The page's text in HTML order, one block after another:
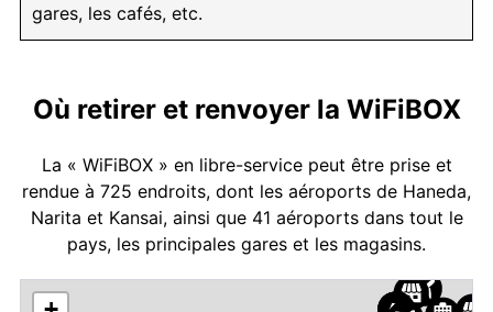
gares, les cafés, etc.
Où retirer et renvoyer la WiFiBOX
La « WiFiBOX » en libre-service peut être prise et
rendue à 725 endroits, dont les aéroports de Haneda,
Narita et Kansai, ainsi que 41 aéroports dans tout le
pays, les principales gares et les magasins.